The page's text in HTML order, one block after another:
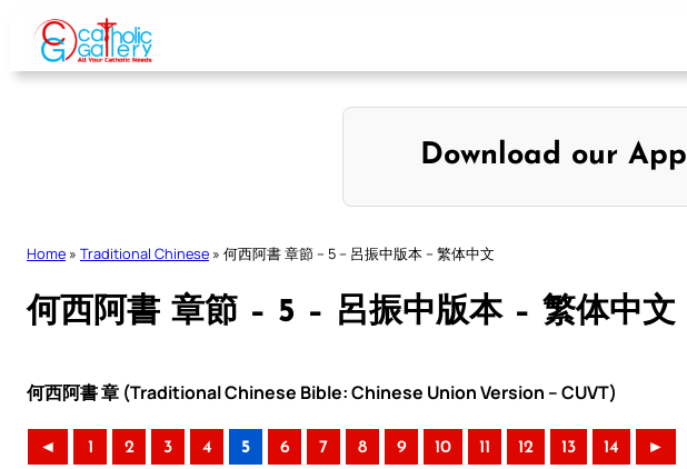
Skip
content
Download our App
Home » Traditional Chinese » 何西阿書 章節 – 5 – 呂振中版本 – 繁体中文
何西阿書 章節 – 5 – 呂振中版本 – 繁体中文
何西阿書 章 (Traditional Chinese Bible: Chinese Union Version – CUVT)
◄ 1 2 3 4 5 6 7 8 9 10 11 12 13 14 ►